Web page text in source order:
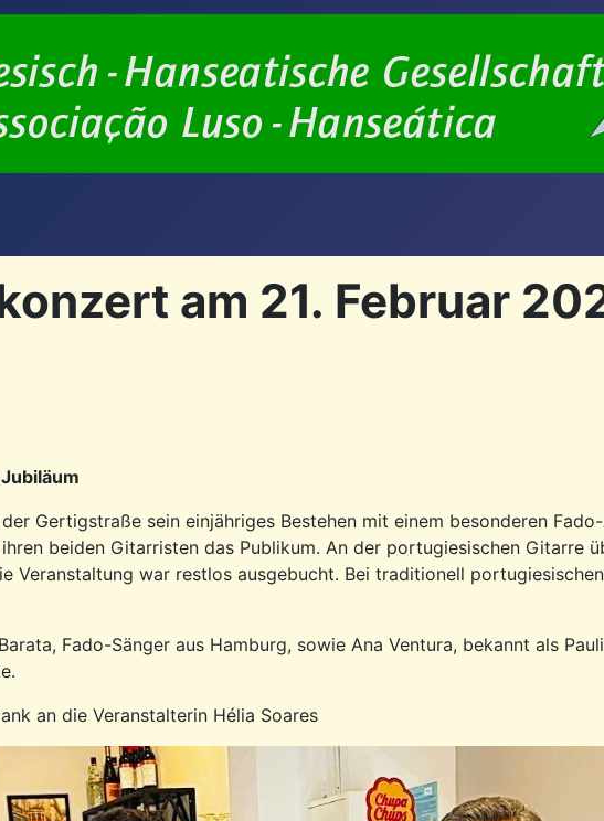
am 21. Februar
Gertigstraße sein einjähriges Bestehen mit einem besonderen
beiden Gitarristen das Publikum. An der portugiesischen Gitarre
Veranstaltung war restlos ausgebucht. Bei traditionell
Fado-Sänger aus Hamburg, sowie Ana Ventura, bekannt als
an die Veranstalterin Hélia Soares